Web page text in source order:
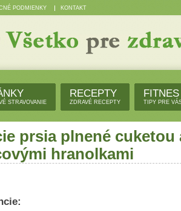
PODMIENKY KONTAKT
STRAVOVANIE
RECEPTY
ZDRAVÉ RECEPTY
FITNES
TIPY PRE
prsia plnené cuketou
hranolkami